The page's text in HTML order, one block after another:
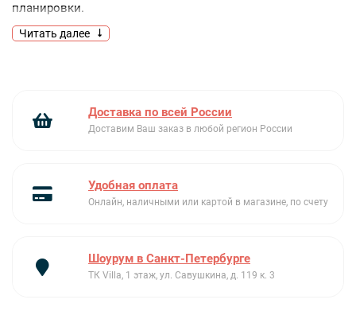
планировки.
Ключевые преимущества:
Читать далее
Доставка по всей России
Доставим Ваш заказ в любой регион России
Удобная оплата
Онлайн, наличными или картой в магазине, по счету
Шоурум в Санкт-Петербурге
ТК Villa, 1 этаж, ул. Савушкина, д. 119 к. 3